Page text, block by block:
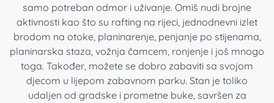
samo potreban odmor i uživanje. Omiš nudi brojne
aktivnosti kao što su rafting na rijeci, jednodnevni izlet
brodom na otoke, planinarenje, penjanje po stijenama,
planinarska staza, vožnja čamcem, ronjenje i još mnogo
toga. Također, možete se dobro zabaviti sa svojom
djecom u lijepom zabavnom parku. Stan je toliko
udaljen od gradske i prometne buke, savršen za